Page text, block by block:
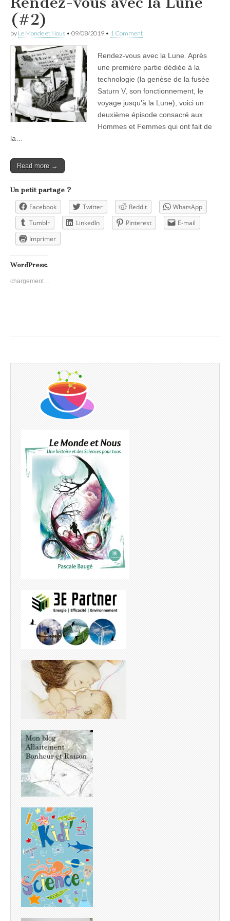
(#2)
by Le Monde et Nous • 09/08/2019 • 1 Comment
Rendez-vous avec la Lune. Après
une première partie dédiée à la
technologie (la genèse de la fusée
Saturn V, son fonctionnement, le
voyage jusqu’à la Lune), voici un
deuxième épisode consacré aux
Hommes et Femmes qui ont fait de
la…
Read more →
Un petit partage ?
Facebook Twitter Reddit
WhatsApp
Tumblr
LinkedIn Pinterest
E-mail
Imprimer
WordPress:
chargement…